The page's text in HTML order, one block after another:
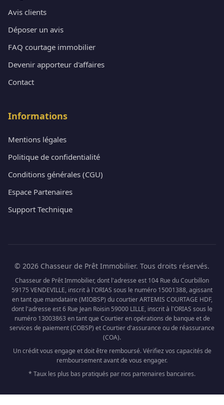
Avis clients
Déposer un avis
FAQ courtage immobilier
Devenir apporteur d'affaires
Contact
Informations
Mentions légales
Politique de confidentialité
Conditions générales (CGU)
Espace Partenaires
Support Technique
© 2026 Chasseur de Prêt Immobilier. Tous droits réservés.
Chasseur de Prêt Immobilier, dont l'adresse est 104 Rue du Courbillon
59175 VENDEVILLE, inscrit à l'ORIAS sous le numéro 15001388, agissant
en tant que mandataire (MIOBSP) du courtier ARTEMIS COURTAGE HDF,
dont l'adresse est 6 Rue Jean Roisin 59000 LILLE, inscrit à l'ORIAS sous le
numéro 13003863 en tant que Courtier en opérations de banque et de
services de paiement (COBSP) et Courtier d'assurance ou de réassurance
(COA).
Un crédit vous engage et doit être remboursé. Vérifiez vos capacités de
remboursement avant de vous engager.
* Taux les plus bas pratiqués par nos partenaires bancaires.